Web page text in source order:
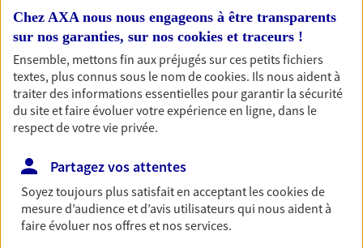
professionnels et les
entreprises
Comme vous, nous sommes des indépendants. Nous
bâtissons ensemble des solutions cohérentes pour
protéger votre activité, vos collaborateurs... mais aussi
vous-même et votre famille.
Accompagner vos projets de
vie
Achat immobilier, installation, départ à la retraite…
Chez AXA nous nous engageons à être transparents
sur nos garanties, sur nos cookies et traceurs !
Ensemble, mettons fin aux préjugés sur ces petits fichiers
textes, plus connus sous le nom decookies. Ils nous aident à
traiter des informations essentielles pour garantir la sécurité
du site et faire évoluer votre expérience en ligne, dans le
respect de votre vie privée.
Partagez vos attentes
Soyez toujours plus satisfait en acceptant lescookiesde
mesure d’audience et d’avis utilisateurs qui nous aident à
faire évoluer nos offres et nos services.